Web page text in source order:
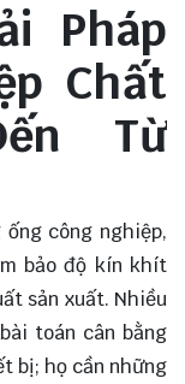
Pháp
Chất
Từ
công nghiệp,
bảo độ kín khít
sản xuất. Nhiều
toán cân bằng
bị; họ cần những